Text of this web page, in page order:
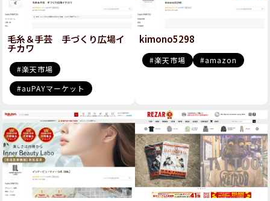
毛糸＆手芸 手づくり広場イ
チカワ
楽天市場
auPAYマーケット
kimono5298
楽天市場 amazon